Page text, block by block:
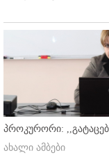
პროკურორი:
ახალი ამბები